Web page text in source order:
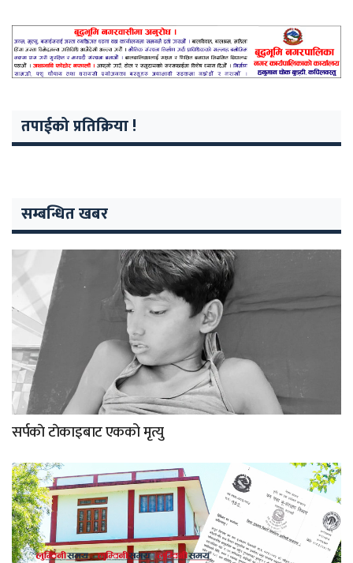
तपाईको प्रतिक्रिया !
सम्बन्धित खबर
सर्पकाे टाेकाइबाट एकको मृत्यु